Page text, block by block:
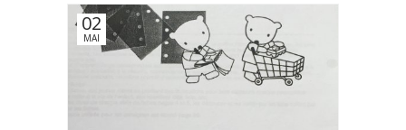
02
MAI